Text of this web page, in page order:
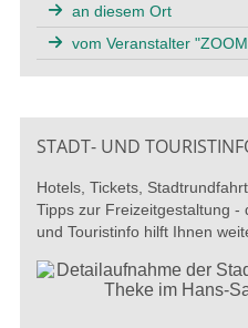
an diesem Ort
vom Veranstalter
STADT- UND
Hotels, Tickets,
Tipps zur Freizeitgestaltung -
und Touristinfo hilft Ihnen